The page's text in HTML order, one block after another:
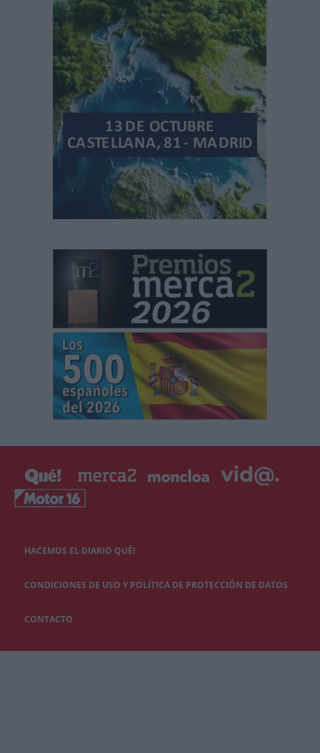
HACEMOS EL DIARIO QUÉ!
CONDICIONES DE USO Y POLÍTICA DE PROTECCIÓN DE DATOS
CONTACTO